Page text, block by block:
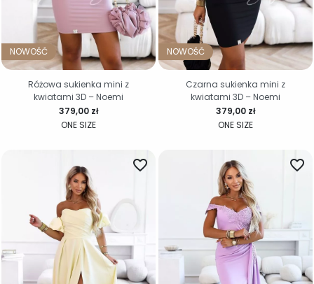
NOWOŚĆ
ONE SIZE
Cena
379,00 zł
Różowa sukienka mini z
kwiatami 3D – Noemi
NOWOŚĆ
ONE SIZE
Cena
379,00 zł
Czarna sukienka mini z
kwiatami 3D – Noemi
favorite_border favorite_border